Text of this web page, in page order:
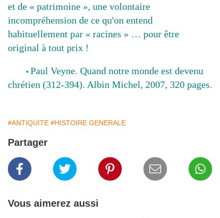
et de « patrimoine », une volontaire
incompréhension de ce qu'on entend
habituellement par « racines » … pour être
original à tout prix !
• Paul Veyne. Quand notre monde est devenu
chrétien (312-394). Albin Michel, 2007, 320 pages.
#ANTIQUITE #HISTOIRE GENERALE
Partager
Vous aimerez aussi